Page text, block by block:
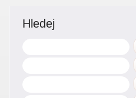
Hledej